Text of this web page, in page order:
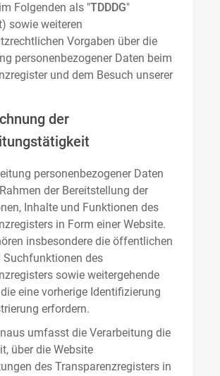
Folgenden als "TDDDG"
sowie weiteren
Vorgaben über die
personenbezogener Daten beim
und dem Besuch unserer
der
personenbezogener Daten
der Bereitstellung der
Inhalte und Funktionen des
in Form einer Website.
insbesondere die öffentlichen
Suchfunktionen des
sowie weitergehende
eine vorherige Identifizierung
erfordern.
umfasst die Verarbeitung die
über die Website
des Transparenzregisters in